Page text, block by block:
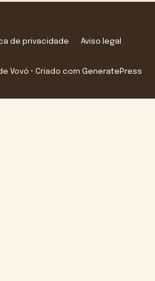
de privacidade Aviso legal
Vovó • Criado com GeneratePress